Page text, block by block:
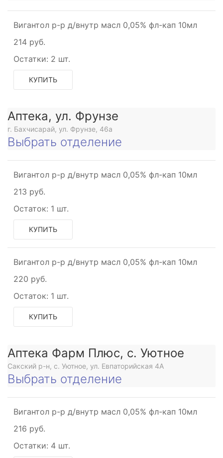
Вигантол р-р д/внутр масл 0,05% фл-кап 10мл
214 руб.
Остатки: 2 шт.
КУПИТЬ
Аптека, ул. Фрунзе
г. Бахчисарай, ул. Фрунзе, 46а
Выбрать отделение
Вигантол р-р д/внутр масл 0,05% фл-кап 10мл
213 руб.
Остаток: 1 шт.
КУПИТЬ
Вигантол р-р д/внутр масл 0,05% фл-кап 10мл
220 руб.
Остаток: 1 шт.
КУПИТЬ
Аптека Фарм Плюс, с. Уютное
Сакский р-н, с. Уютное, ул. Евпаторийская 4А
Выбрать отделение
Вигантол р-р д/внутр масл 0,05% фл-кап 10мл
216 руб.
Остатки: 4 шт.